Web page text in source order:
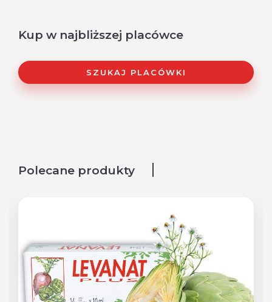
Kup w najbliższej placówce
SZUKAJ PLACÓWKI
Polecane produkty